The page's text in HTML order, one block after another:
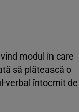
modul în care
să plătească o
verbal întocmit de